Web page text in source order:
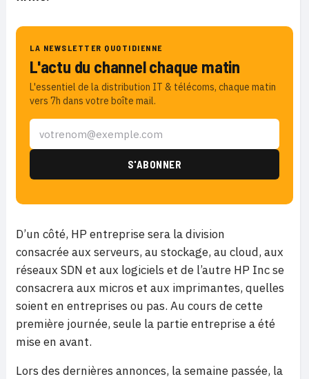
LA NEWSLETTER QUOTIDIENNE
L'actu du channel chaque matin
L'essentiel de la distribution IT & télécoms, chaque matin
vers 7h dans votre boîte mail.
D’un côté, HP entreprise sera la division
consacrée aux serveurs, au stockage, au cloud, aux
réseaux SDN et aux logiciels et de l’autre HP Inc se
consacrera aux micros et aux imprimantes, quelles
soient en entreprises ou pas. Au cours de cette
première journée, seule la partie entreprise a été
mise en avant.
Lors des dernières annonces, la semaine passée, la